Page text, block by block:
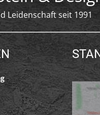
Leidenschaft seit 1991